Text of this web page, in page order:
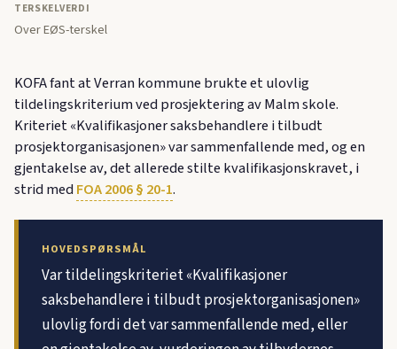
TERSKELVERDI
Over EØS-terskel
KOFA fant at Verran kommune brukte et ulovlig
tildelingskriterium ved prosjektering av Malm skole.
Kriteriet «Kvalifikasjoner saksbehandlere i tilbudt
prosjektorganisasjonen» var sammenfallende med, og en
gjentakelse av, det allerede stilte kvalifikasjonskravet, i
strid medFOA 2006 § 20-1.
HOVEDSPØRSMÅL
Var tildelingskriteriet «Kvalifikasjoner
saksbehandlere i tilbudt prosjektorganisasjonen»
ulovlig fordi det var sammenfallende med, eller